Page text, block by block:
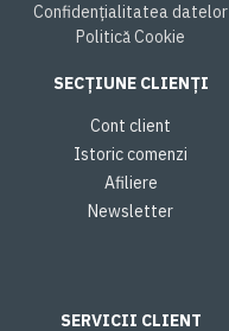
Confidențialitatea datelor
Politică Cookie
SECȚIUNE CLIENȚI
Cont client
Istoric comenzi
Afiliere
Newsletter
SERVICII CLIENT